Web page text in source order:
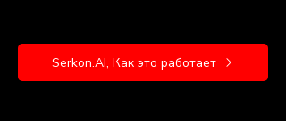
Serkon.AI, Как это работает